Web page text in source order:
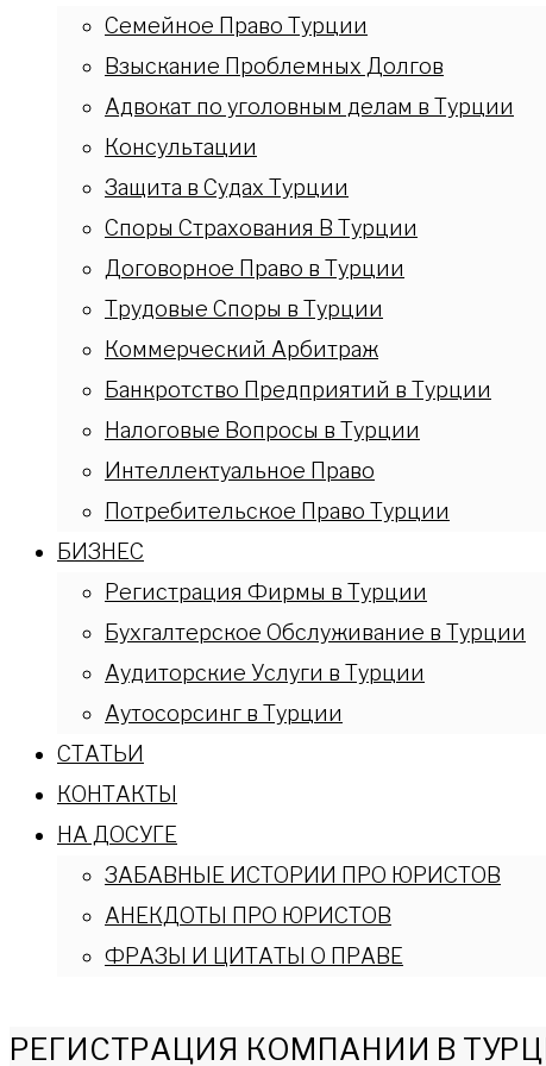
Семейное Право Турции
Взыскание Проблемных Долгов
Адвокат по уголовным делам в Турции
Консультации
Защита в Судах Турции
Споры Страхования В Турции
Договорное Право в Турции
Трудовые Споры в Турции
Коммерческий Арбитраж
Банкротство Предприятий в Турции
Налоговые Вопросы в Турции
Интеллектуальное Право
Потребительское Право Турции
БИЗНЕС
Регистрация Фирмы в Турции
Бухгалтерское Обслуживание в Турции
Аудиторские Услуги в Турции
Аутосорсинг в Турции
СТАТЬИ
КОНТАКТЫ
НА ДОСУГЕ
ЗАБАВНЫЕ ИСТОРИИ ПРО ЮРИСТОВ
АНЕКДОТЫ ПРО ЮРИСТОВ
ФРАЗЫ И ЦИТАТЫ О ПРАВЕ
РЕГИСТРАЦИЯ КОМПАНИИ В